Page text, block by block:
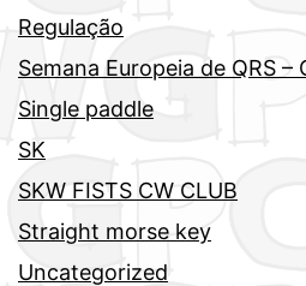
Regulação
Semana Europeia de QRS –
Single paddle
SK
SKW FISTS CW CLUB
Straight morse key
Uncategorized